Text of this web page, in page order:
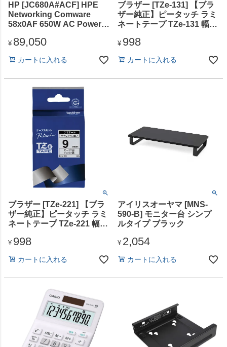
HP [JC680A#ACF] HPE
Networking Comware
58x0AF 650W AC Power
¥ 89,050
カートに入れる
ブラザー [TZe-131] 【ブラ
ザー純正】ピータッチ ラミ
ネートテープ TZe-131 幅
¥ 998
カートに入れる
ブラザー [TZe-221] 【ブラ
ザー純正】ピータッチ ラミ
ネートテープ TZe-221 幅
¥ 998
カートに入れる
アイリスオーヤマ [MNS-
590-B] モニター台 シンプ
ルタイプ ブラック
¥ 2,054
カートに入れる